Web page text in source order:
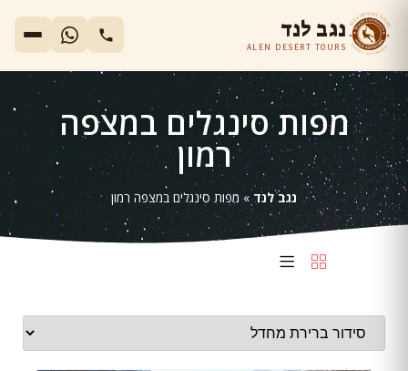
נגב לנד
ALEN DESERT TOURS
מפות סינגלים במצפה
רמון
נגב לנד »מפות סינגלים במצפה רמון